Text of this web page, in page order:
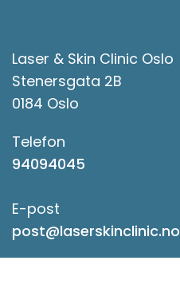
Laser & Skin Clinic Oslo
Stenersgata 2B
0184 Oslo
Telefon
94094045
E-post
post@laserskinclinic.no